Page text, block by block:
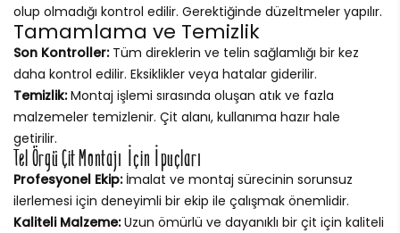
olup olmadığı kontrol edilir. Gerektiğinde düzeltmeler yapılır.
Tamamlama ve Temizlik
Son Kontroller:Tüm direklerin ve telin sağlamlığı bir kez
daha kontrol edilir. Eksiklikler veya hatalar giderilir.
Temizlik:Montaj işlemi sırasında oluşan atık ve fazla
malzemeler temizlenir. Çit alanı, kullanıma hazır hale
getirilir.
Tel Örgü Çit Montajı İçin İpuçları
Profesyonel Ekip:İmalat ve montaj sürecinin sorunsuz
ilerlemesi için deneyimli bir ekip ile çalışmak önemlidir.
Kaliteli Malzeme:Uzun ömürlü ve dayanıklı bir çit için kaliteli